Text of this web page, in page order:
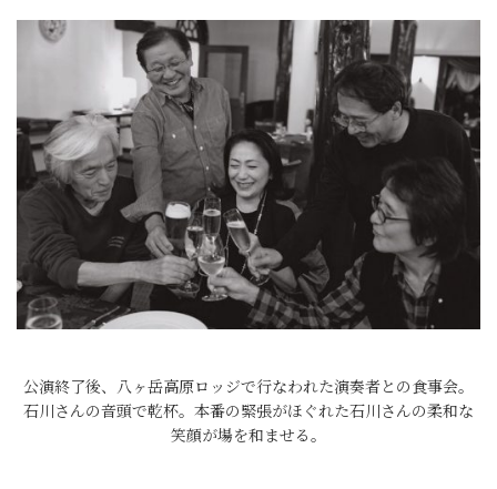
公演終了後、八ヶ岳高原ロッジで行なわれた演奏者との食事会。
石川さんの音頭で乾杯。本番の緊張がほぐれた石川さんの柔和な
笑顔が場を和ませる。